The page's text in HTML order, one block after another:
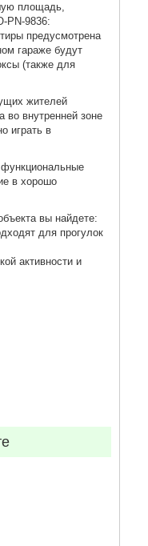
площадь,
PN-9836:
предусмотрена
гараже будут
(также для
жителей
во внутренней зоне
играть в
в хорошо
вы найдете:
для прогулок
активности и